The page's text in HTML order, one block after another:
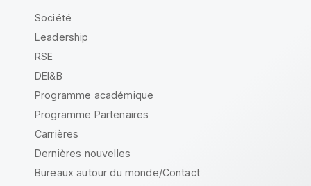
Société
Leadership
RSE
DEI&B
Programme académique
Programme Partenaires
Carrières
Dernières nouvelles
Bureaux autour du monde/Contact